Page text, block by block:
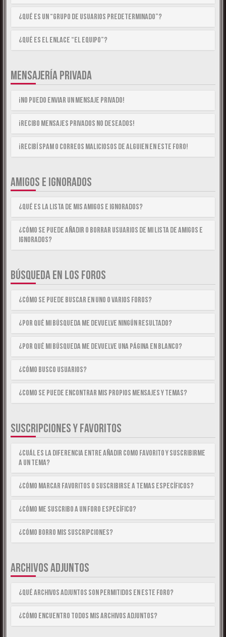
¿Qué es un “Grupo de Usuarios predeterminado”?
¿Qué es el enlace “El equipo”?
MENSAJERÍA PRIVADA
¡No puedo enviar un mensaje privado!
¡Recibo mensajes privados no deseados!
¡Recibí spam o correos maliciosos de alguien en este foro!
AMIGOS E IGNORADOS
¿Qué es la lista de Mis Amigos e Ignorados?
¿Cómo se puede añadir o borrar usuarios de mi lista de Amigos e
Ignorados?
BÚSQUEDA EN LOS FOROS
¿Cómo se puede buscar en uno o varios foros?
¿Por qué mi búsqueda me devuelve ningún resultado?
¿Por qué mi búsqueda me devuelve una página en blanco?
¿Cómo busco usuarios?
¿Como se puede encontrar mis propios mensajes y temas?
SUSCRIPCIONES Y FAVORITOS
¿Cuál es la diferencia entre añadir como Favorito y suscribirme
a un tema?
¿Cómo marcar Favoritos o suscribirse a temas específicos?
¿Cómo me suscribo a un foro específico?
¿Cómo borro mis suscripciones?
ARCHIVOS ADJUNTOS
¿Qué archivos adjuntos son permitidos en este foro?
¿Cómo encuentro todos mis archivos adjuntos?